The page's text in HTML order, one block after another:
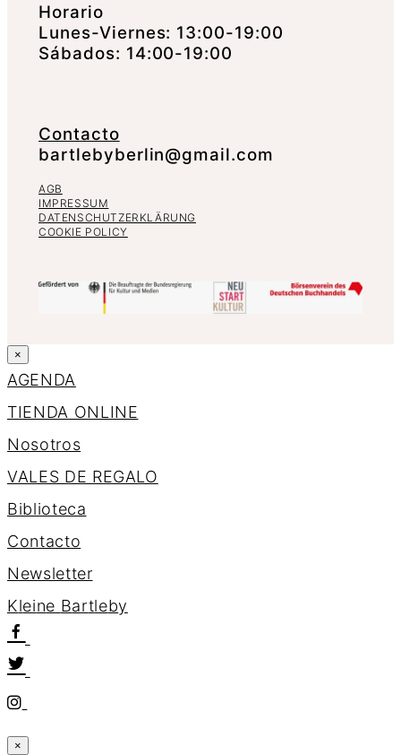
Horario
Lunes-Viernes: 13:00-19:00
Sábados: 14:00-19:00
Contacto
bartlebyberlin@gmail.com
AGB
IMPRESSUM
DATENSCHUTZERKLÄRUNG
COOKIE POLICY
×
AGENDA
TIENDA ONLINE
Nosotros
VALES DE REGALO
Biblioteca
Contacto
Newsletter
Kleine Bartleby
×